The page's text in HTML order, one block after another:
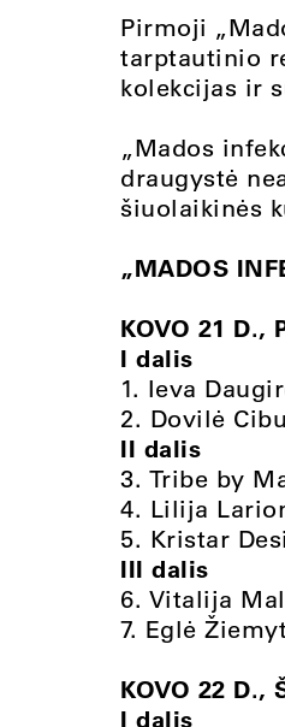
Pirmoji
tarptautinio
kolekcijas ir
„Mados
draugystė
šiuolaikinės
„MADOS
KOVO 21 D.,
I dalis
1. Ieva
2. Dovilė
II dalis
3. Tribe by
4. Lilija
5. Kristar
III dalis
6. Vitalija
7. Eglė
KOVO 22 D.,
I dalis